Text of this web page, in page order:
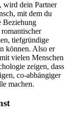
wird dein Partner
mit dem du
Beziehung
tiefgründige
können. Also er
vielen Menschen
zeigen, dass
co-abhängiger
machen.